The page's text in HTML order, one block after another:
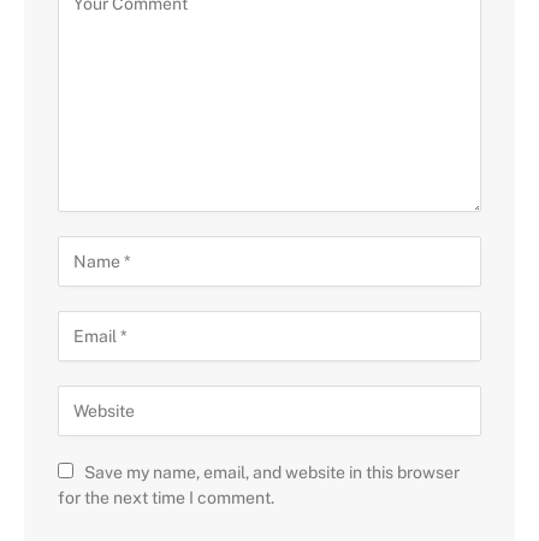
Save my name, email, and website in this browser
for the next time I comment.